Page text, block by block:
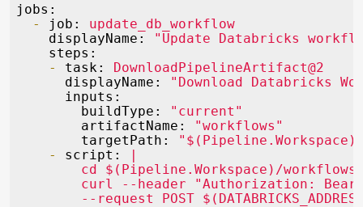
jobs:
-
job:
update_db_workflow
displayName:
"Update Databricks
steps:
-
task:
DownloadPipelineArtifact@2
displayName:
"Download Databricks
inputs:
buildType:
"current"
artifactName:
"workflows"
targetPath:
-
script:
|
        cd $(Pipeline.Workspace)/workflows
curl --header "Authorization:
--request POST